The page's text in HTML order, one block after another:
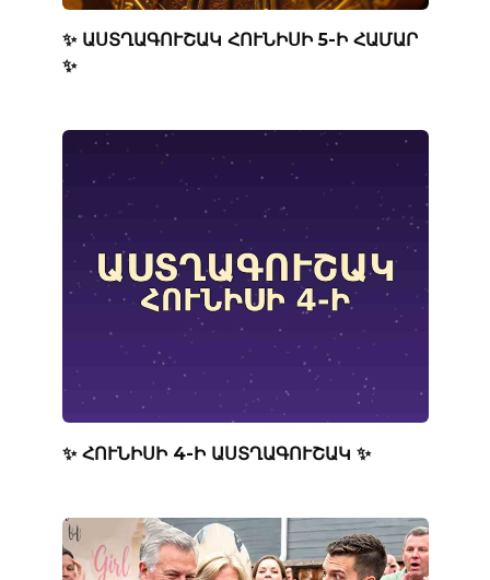
✨ ԱՍՏՂԱԳՈՒՇԱԿ ՀՈՒՆԻՍԻ 5-Ի ՀԱՄԱՐ
✨
✨ ՀՈՒՆԻՍԻ 4-Ի ԱՍՏՂԱԳՈՒՇԱԿ ✨